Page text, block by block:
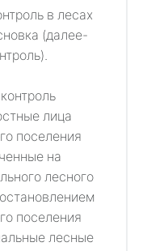
в лесах
(далее-
лица
поселения
на
лесного
поселения
лесные